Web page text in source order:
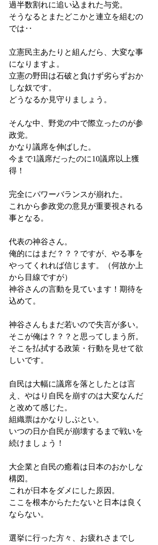
過半数割れに追い込まれた与党。
そうなるとまたどこかと連立を組むの
では‥
立憲民主あたりと組んだら、大変な事
になりますよ。
立憲の野田は石破と負けず劣らずおか
しな奴です。
どうなるか見守りましょう。
そんな中、野党の中で際立ったのが参
政党。
かなり議席を伸ばした。
今まで1議席だったのに10議席以上獲
得！
完全にパワーバランスが崩れた。
これから参政党の意見が重要視される
事となる。
代表の神谷さん。
俺的にはまだ？？？ですが、やる事を
やってくれれば信じます。（何故か上
から目線ですが）
神谷さんの言動を見ています！期待を
込めて。
神谷さんもまだ若いので失言が多い。
そこが俺は？？？と思ってしまう所。
そこを払拭する政策・行動を見せて欲
しいです。
自民は大幅に議席を落としたとは言
え、やはり自民を崩すのは大変なんだ
と改めて感じた。
組織票はかなりしぶとい。
いつの日か自民が崩壊するまで戦いを
続けましょう！
大企業と自民の癒着は日本のおかしな
構図。
これが日本をダメにした原因。
ここを根本からたたないと日本は良く
ならない。
選挙に行った方々、お疲れさまでし